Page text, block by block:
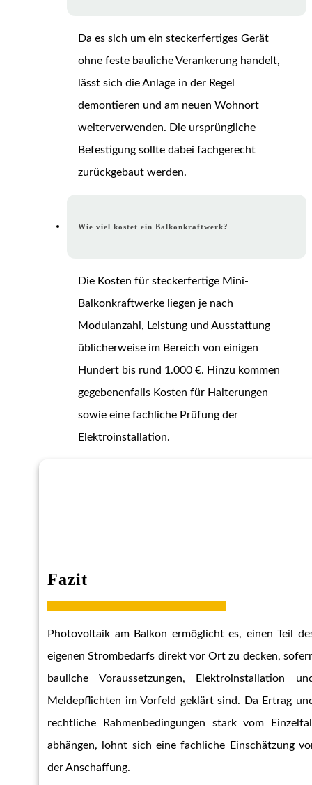
Da es sich um ein steckerfertiges Gerät
ohne feste bauliche Verankerung handelt,
lässt sich die Anlage in der Regel
demontieren und am neuen Wohnort
weiterverwenden. Die ursprüngliche
Befestigung sollte dabei fachgerecht
zurückgebaut werden.
Wie viel kostet ein Balkonkraftwerk?
Die Kosten für steckerfertige Mini-
Balkonkraftwerke liegen je nach
Modulanzahl, Leistung und Ausstattung
üblicherweise im Bereich von einigen
Hundert bis rund 1.000 €. Hinzu kommen
gegebenenfalls Kosten für Halterungen
sowie eine fachliche Prüfung der
Elektroinstallation.
Fazit
Photovoltaik am Balkon ermöglicht es, einen Teil
eigenen Strombedarfs direkt vor Ort zu decken,
bauliche Voraussetzungen, Elektroinstallation
Meldepflichten im Vorfeld geklärt sind. Da Ertrag
rechtliche Rahmenbedingungen stark vom
abhängen, lohnt sich eine fachliche Einschätzung
der Anschaffung.